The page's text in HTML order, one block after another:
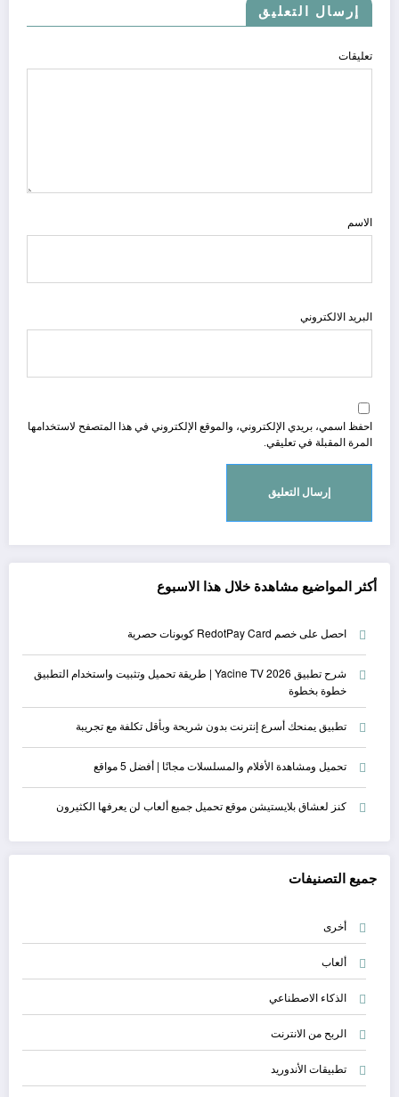
إرسال التعليق
تعليقات
الاسم
البريد الالكتروني
احفظ اسمي، بريدي الإلكتروني، والموقع الإلكتروني في هذا المتصفح لاستخدامها
المرة المقبلة في تعليقي.
أكثر المواضيع مشاهدة خلال هذا الاسبوع
احصل على خصم RedotPay Card كوبونات حصرية
شرح تطبيق Yacine TV 2026 | طريقة تحميل وتثبيت واستخدام التطبيق
خطوة بخطوة
تطبيق يمنحك أسرع إنترنت بدون شريحة وبأقل تكلفة مع تجريبة
تحميل ومشاهدة الأفلام والمسلسلات مجانًا | أفضل 5 مواقع
كنز لعشاق بلايستيشن موقع تحميل جميع ألعاب لن يعرفها الكثيرون
جميع التصنيفات
أخرى
ألعاب
الذكاء الاصطناعي
الربح من الانترنت
تطبيقات الأندوريد